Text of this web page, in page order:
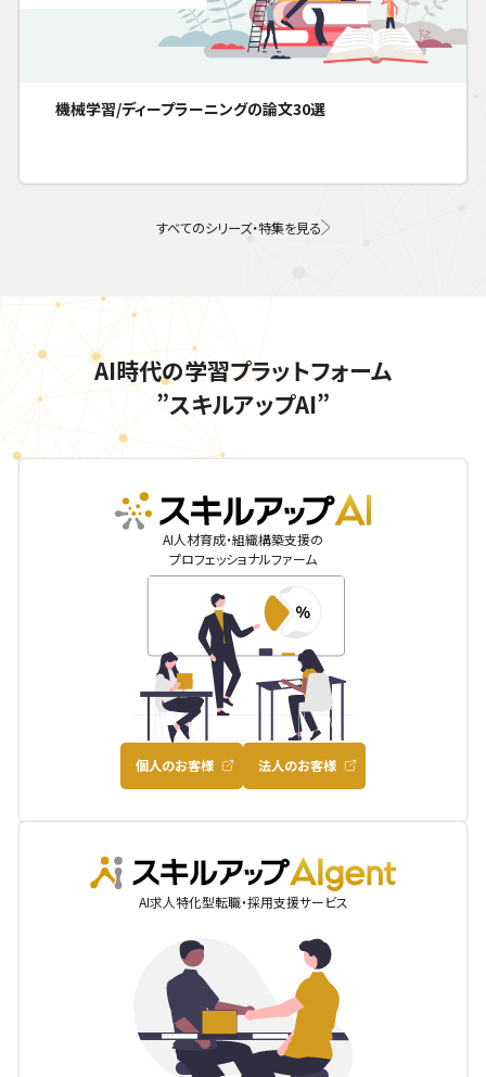
機械学習/ディープラーニングの論文30選
すべてのシリーズ・特集を見る
AI時代の学習プラットフォーム
”スキルアップAI”
skillupai
AI人材育成・組織構築支援の
プロフェッショナルファーム
個人のお客様 法人のお客様
AIgent
AI求人特化型転職・採用支援サービス